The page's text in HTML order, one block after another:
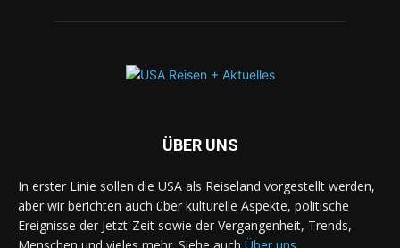
ÜBER UNS
In erster Linie sollen die USA als Reiseland vorgestellt werden,
aber wir berichten auch über kulturelle Aspekte, politische
Ereignisse der Jetzt-Zeit sowie der Vergangenheit, Trends,